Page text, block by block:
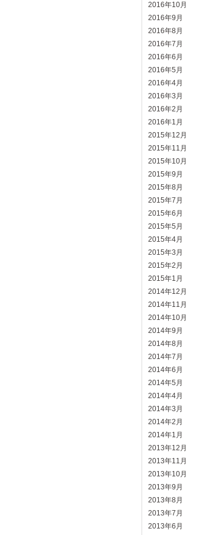
2016年10月
2016年9月
2016年8月
2016年7月
2016年6月
2016年5月
2016年4月
2016年3月
2016年2月
2016年1月
2015年12月
2015年11月
2015年10月
2015年9月
2015年8月
2015年7月
2015年6月
2015年5月
2015年4月
2015年3月
2015年2月
2015年1月
2014年12月
2014年11月
2014年10月
2014年9月
2014年8月
2014年7月
2014年6月
2014年5月
2014年4月
2014年3月
2014年2月
2014年1月
2013年12月
2013年11月
2013年10月
2013年9月
2013年8月
2013年7月
2013年6月